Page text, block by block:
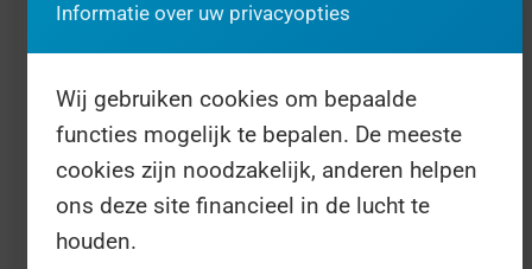
worden gehouden. Reid verloor zelf zijn
vader aan suïcide. Sindsdien wordt de Dag
met name in Amerika, maar ook wereldwijd
gehouden.
In de basis is de Dag er een van herdenking
en aandacht: iedereen die een nabestaande
Informatie over uw privacyopties
Wij gebruiken cookies om bepaalde
functies mogelijk te bepalen. De meeste
cookies zijn noodzakelijk, anderen helpen
ons deze site financieel in de lucht te
houden.